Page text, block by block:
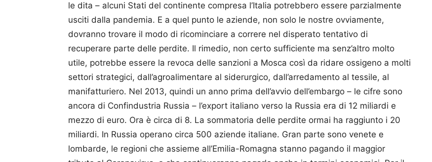
le dita – alcuni Stati del continente compresa l’Italia potrebbero essere parzialmente
usciti dalla pandemia. E a quel punto le aziende, non solo le nostre ovviamente,
dovranno trovare il modo di ricominciare a correre nel disperato tentativo di
recuperare parte delle perdite. Il rimedio, non certo sufficiente ma senz’altro molto
utile, potrebbe essere la revoca delle sanzioni a Mosca così da ridare ossigeno a molti
settori strategici, dall’agroalimentare al siderurgico, dall’arredamento al tessile, al
manifatturiero. Nel 2013, quindi un anno prima dell’avvio dell’embargo – le cifre sono
ancora di Confindustria Russia – l’export italiano verso la Russia era di 12 miliardi e
mezzo di euro. Ora è circa di 8. La sommatoria delle perdite ormai ha raggiunto i 20
miliardi. In Russia operano circa 500 aziende italiane. Gran parte sono venete e
lombarde, le regioni che assieme all’Emilia-Romagna stanno pagando il maggior